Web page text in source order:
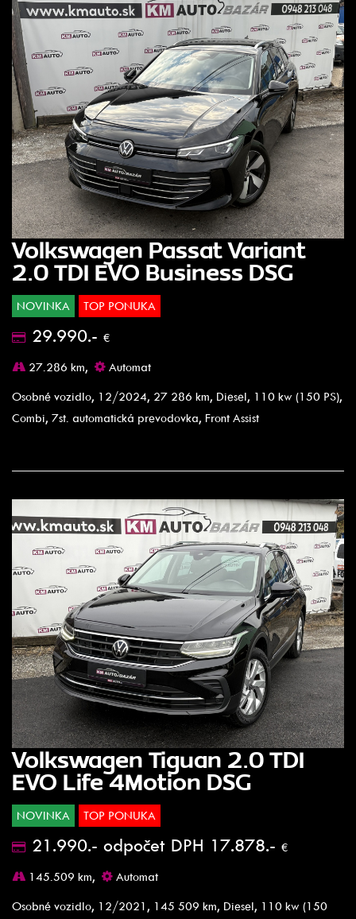
Volkswagen Passat Variant
2.0 TDI EVO Business DSG
NOVINKA TOP PONUKA
29.990.- €
27.286 km,
Automat
Osobné vozidlo, 12/2024, 27 286 km, Diesel, 110 kw (150 PS),
Combi, 7st. automatická prevodovka, Front Assist
Volkswagen Tiguan 2.0 TDI
EVO Life 4Motion DSG
NOVINKA TOP PONUKA
21.990.- odpočet DPH 17.878.- €
145.509 km,
Automat
Osobné vozidlo, 12/2021, 145 509 km, Diesel, 110 kw (150